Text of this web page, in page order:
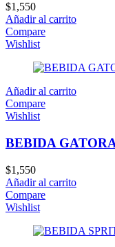
$1,550
Añadir al carrito
Compare
Wishlist
Añadir al carrito
Compare
Wishlist
BEBIDA
$1,550
Añadir al carrito
Compare
Wishlist